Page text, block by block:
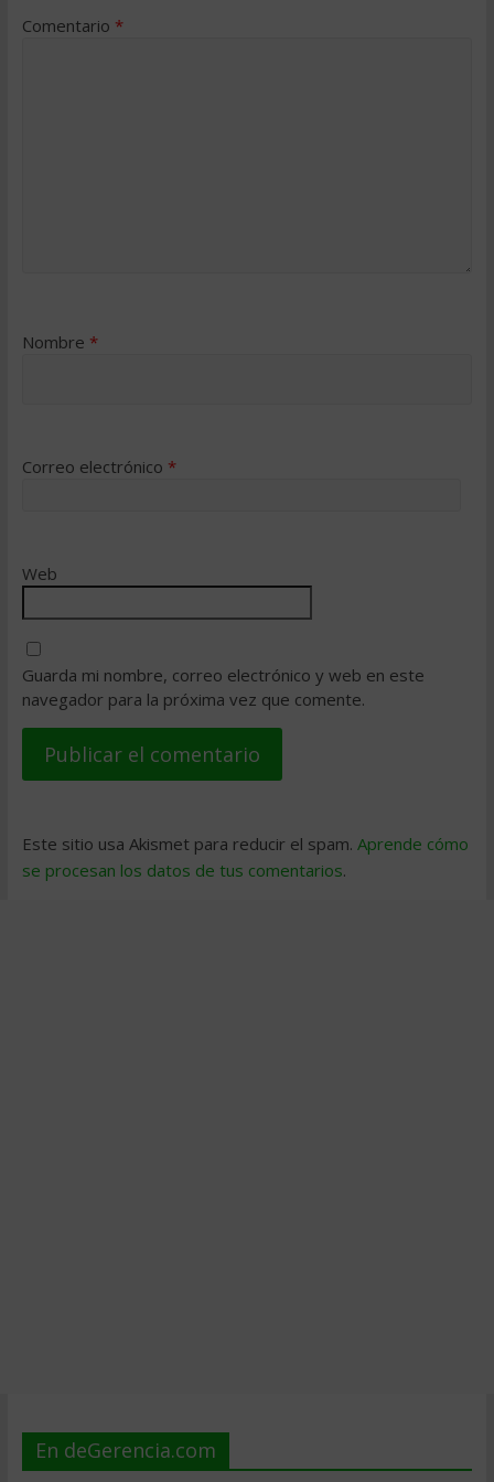
Comentario *
Nombre *
Correo electrónico *
Web
Guarda mi nombre, correo electrónico y web en este
navegador para la próxima vez que comente.
Este sitio usa Akismet para reducir el spam. Aprende cómo
se procesan los datos de tus comentarios.
En deGerencia.com